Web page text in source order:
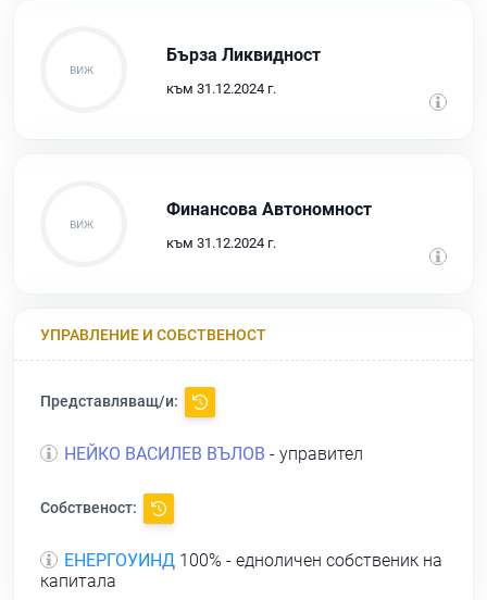
Бърза Ликвидност
към 31.12.2024 г.
Финансова Автономност
към 31.12.2024 г.
УПРАВЛЕНИЕ И СОБСТВЕНОСТ
Представляващ/и:
НЕЙКО ВАСИЛЕВ ВЪЛОВ - управител
Собственост:
ЕНЕРГОУИНД 100% - едноличен собственик на
капитала